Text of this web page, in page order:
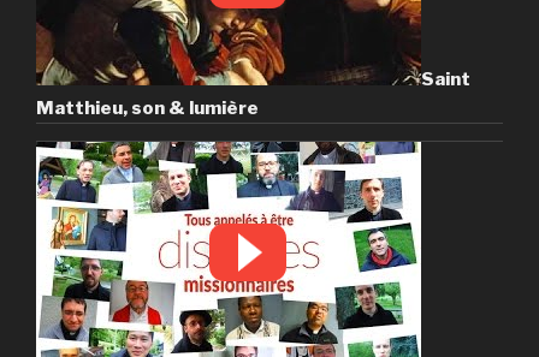
Saint
Matthieu, son & lumière